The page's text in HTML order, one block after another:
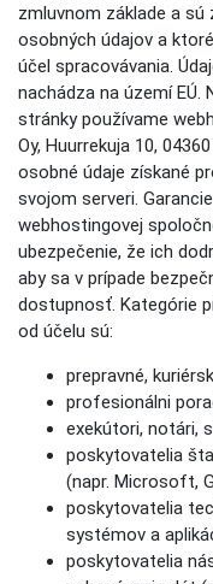
zmluvnom základe a
osobných údajov a
účel spracovávania.
nachádza na území EÚ.
stránky používame
Oy, Huurrekuja 10,
osobné údaje získané
svojom serveri.
webhostingovej
ubezpečenie, že ich
aby sa v prípade
dostupnosť. Kategórie
od účelu sú:
prepravné,
profesionálni
exekútori, notári,
poskytovatelia
(napr. Microsoft,
poskytovatelia
systémov a
poskytovatelia